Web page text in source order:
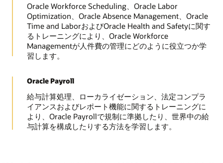
Oracle Workforce Scheduling、Oracle Labor
Optimization、Oracle Absence Management、Oracle
Time and LaborおよびOracle Health and Safetyに関す
るトレーニングにより、Oracle Workforce
Managementが人件費の管理にどのように役立つか学
習します。
Oracle Payroll
給与計算処理、ローカライゼーション、法定コンプラ
イアンスおよびレポート機能に関するトレーニングに
より、Oracle Payrollで規制に準拠したり、世界中の給
与計算を構成したりする方法を学習します。